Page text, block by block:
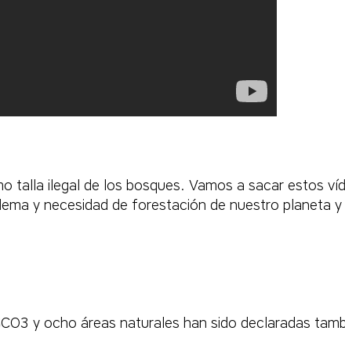
talla ilegal de los bosques. Vamos a sacar estos
y necesidad de forestación de nuestro planeta y
y ocho áreas naturales han sido declaradas